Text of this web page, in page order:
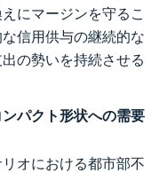
にマージンを守るこ
信用供与の継続的な
の勢いを持続させる
パクト形状への需要
オにおける都市部不